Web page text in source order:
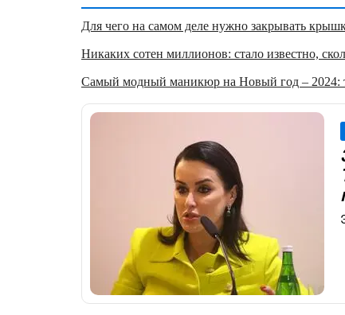
Для чего на самом деле нужно закрывать
Никаких сотен миллионов: стало известно,
Самый модный маникюр на Новый год – 2024: